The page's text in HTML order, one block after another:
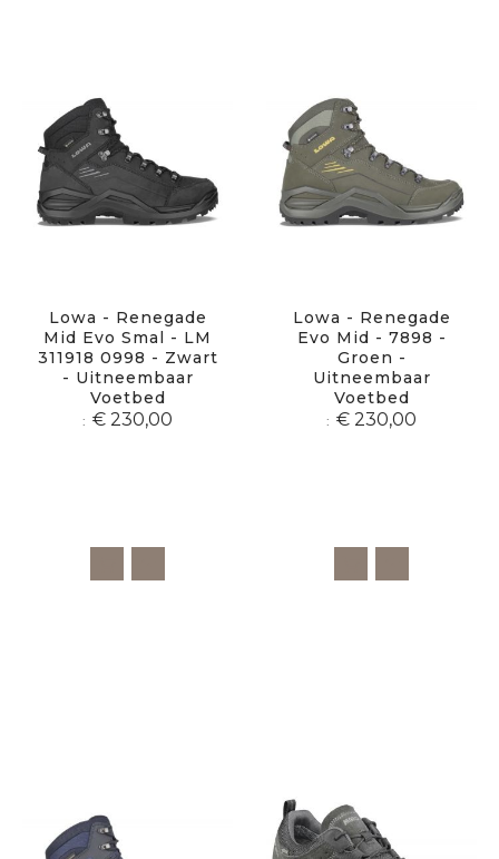
Lowa - Renegade
Mid Evo Smal - LM
311918 0998 - Zwart
- Uitneembaar
Voetbed
€ 230,00
Lowa - Renegade
Evo Mid - 7898 -
Groen -
Uitneembaar
Voetbed
€ 230,00